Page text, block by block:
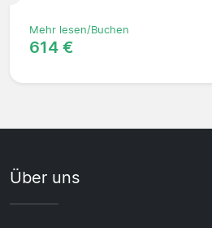
Mehr lesen/Buchen
614 €
Über uns